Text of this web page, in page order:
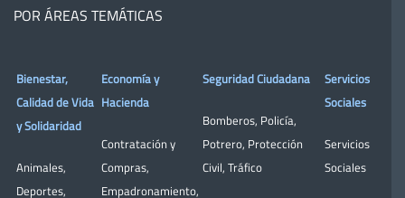
POR ÁREAS TEMÁTICAS
Bienestar,
Calidad de Vida
y Solidaridad
Animales,
Deportes,
Economía y
Hacienda
Contratación y
Compras,
Empadronamiento,
Seguridad Ciudadana
Bomberos, Policía,
Potrero, Protección
Civil, Tráfico
Servicios
Sociales
Servicios
Sociales